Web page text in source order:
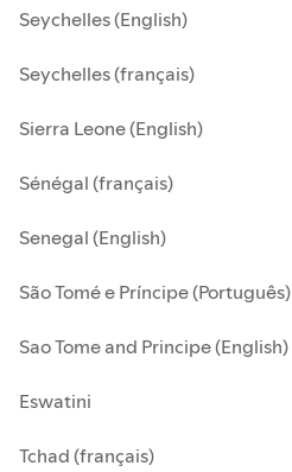
Seychelles (English)
Seychelles (français)
Sierra Leone (English)
Sénégal (français)
Senegal (English)
São Tomé e Príncipe (Português)
Sao Tome and Principe (English)
Eswatini
Tchad (français)